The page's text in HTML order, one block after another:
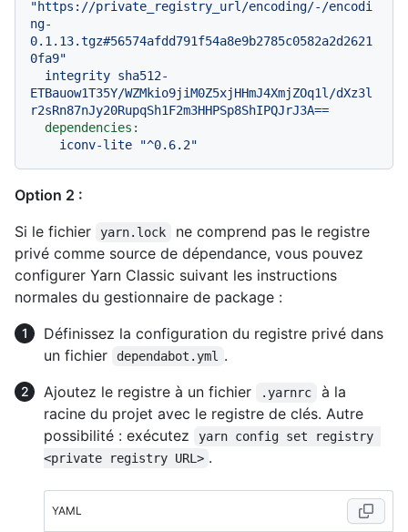
"https://private_registry_url/encoding/-/encodi
ng-
0.1.13.tgz#56574afdd791f54a8e9b2785c0582a2d2621
0fa9"
integrity sha512-
ETBauow1T35Y/WZMkio9jiM0Z5xjHHmJ4XmjZOq1l/dXz3l
r2sRn87nJy20RupqSh1F2m3HHPSp8ShIPQJrJ3A==
dependencies:
iconv-lite
"^0.6.2"
Option 2 :
Si le fichier
yarn.lock
ne comprend pas le registre
privé comme source de dépendance, vous pouvez
configurer Yarn Classic suivant les instructions
normales du gestionnaire de package :
Définissez la configuration du registre privé dans
un fichier
dependabot.yml
.
Ajoutez le registre à un fichier
.yarnrc
à la
racine du projet avec le registre de clés. Autre
possibilité : exécutez
yarn config set registry
<private registry URL> .
YAML